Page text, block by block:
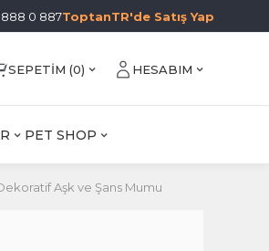
0 887ToptanTR'de Satış Yap
SEPETIM (0) HESABIM
PET SHOP
Aşk ve Şans Mumu